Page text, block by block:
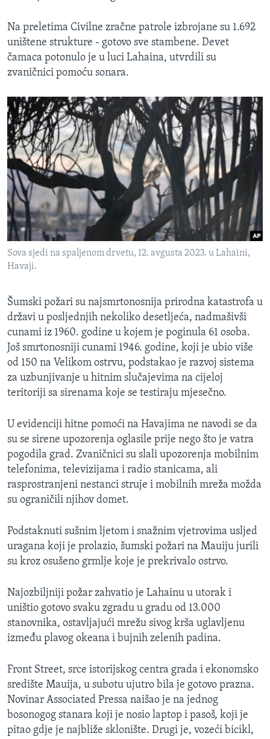
Na preletima Civilne zračne patrole izbrojane su 1.692
uništene strukture - gotovo sve stambene. Devet
čamaca potonulo je u luci Lahaina, utvrdili su
zvaničnici pomoću sonara.
Sova sjedi na spaljenom drvetu, 12. avgusta 2023. u Lahaini,
Havaji.
Šumski požari su najsmrtonosnija prirodna katastrofa u
državi u posljednjih nekoliko desetljeća, nadmašivši
cunami iz 1960. godine u kojem je poginula 61 osoba.
Još smrtonosniji cunami 1946. godine, koji je ubio više
od 150 na Velikom ostrvu, podstakao je razvoj sistema
za uzbunjivanje u hitnim slučajevima na cijeloj
teritoriji sa sirenama koje se testiraju mjesečno.
U evidenciji hitne pomoći na Havajima ne navodi se da
su se sirene upozorenja oglasile prije nego što je vatra
pogodila grad. Zvaničnici su slali upozorenja mobilnim
telefonima, televizijama i radio stanicama, ali
rasprostranjeni nestanci struje i mobilnih mreža možda
su ograničili njihov domet.
Podstaknuti sušnim ljetom i snažnim vjetrovima usljed
uragana koji je prolazio, šumski požari na Mauiju jurili
su kroz osušeno grmlje koje je prekrivalo ostrvo.
Najozbiljniji požar zahvatio je Lahainu u utorak i
uništio gotovo svaku zgradu u gradu od 13.000
stanovnika, ostavljajući mrežu sivog krša uglavljenu
između plavog okeana i bujnih zelenih padina.
Front Street, srce istorijskog centra grada i ekonomsko
središte Mauija, u subotu ujutro bila je gotovo prazna.
Novinar Associated Pressa naišao je na jednog
bosonogog stanara koji je nosio laptop i pasoš, koji je
pitao gdje je najbliže sklonište. Drugi je, vozeći bicikl,